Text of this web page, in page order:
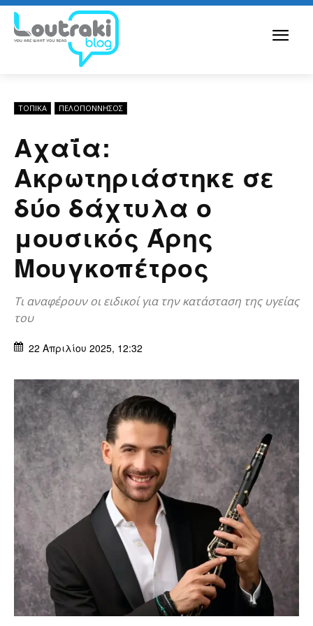
ΤΟΠΙΚΑ ΠΕΛΟΠΌΝΝΗΣΟΣ
Αχαΐα:
Ακρωτηριάστηκε σε
δύο δάχτυλα ο
μουσικός Άρης
Μουγκοπέτρος
Τι αναφέρουν οι ειδικοί για την κατάσταση της υγείας
του
22 Απριλίου 2025, 12:32